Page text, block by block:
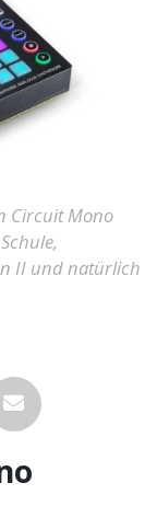
Circuit Mono
II und natürlich